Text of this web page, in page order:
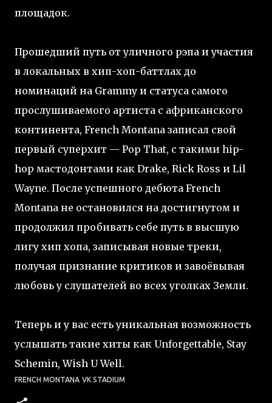
площадок.
Прошедший путь от уличного рэпа и участия
в локальных в хип-хоп-баттлах до
номинаций на Grammy и статуса самого
прослушиваемого артиста с африканского
континента, French Montana записал свой
первый суперхит — Pop That, с такими hip-
hop мастодонтами как Drake, Rick Ross и Lil
Wayne. После успешного дебюта French
Montana не остановился на достигнутом и
продолжил пробивать себе путь в высшую
лигу хип хопа, записывая новые треки,
получая признание критиков и завоёвывая
любовь у слушателей во всех уголках Земли.
Теперь и у вас есть уникальная возможность
услышать такие хиты как Unforgettable, Stay
Schemin, Wish U Well.
FRENCH MONTANA VK STADIUM